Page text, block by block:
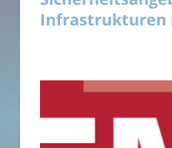
Infrastrukturen